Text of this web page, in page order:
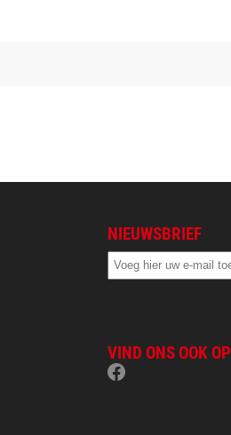
NIEUWSBRIEF
VIND ONS OOK OP